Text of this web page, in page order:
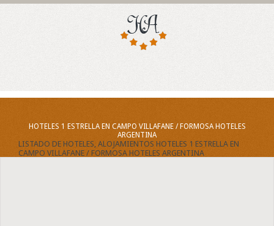
HOTELES 1 ESTRELLA EN CAMPO VILLAFANE / FORMOSA HOTELES
ARGENTINA
LISTADO DE HOTELES, ALOJAMIENTOS HOTELES 1 ESTRELLA EN
CAMPO VILLAFANE / FORMOSA HOTELES ARGENTINA